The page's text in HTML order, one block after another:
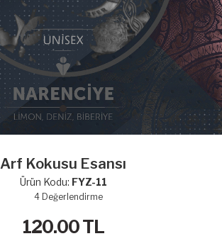
Arf Kokusu Esansı
Ürün Kodu: FYZ-11
4 Değerlendirme
120.00TL